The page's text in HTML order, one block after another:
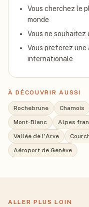
Vous cherchez le
monde
Vous ne
Vous preferez
internationale
À DÉCOUVRIR AUSSI
Rochebrune Chamois
Mont-Blanc
Alpes
Vallée de l'Arve
Aéroport de Genève
ALLER PLUS LOIN